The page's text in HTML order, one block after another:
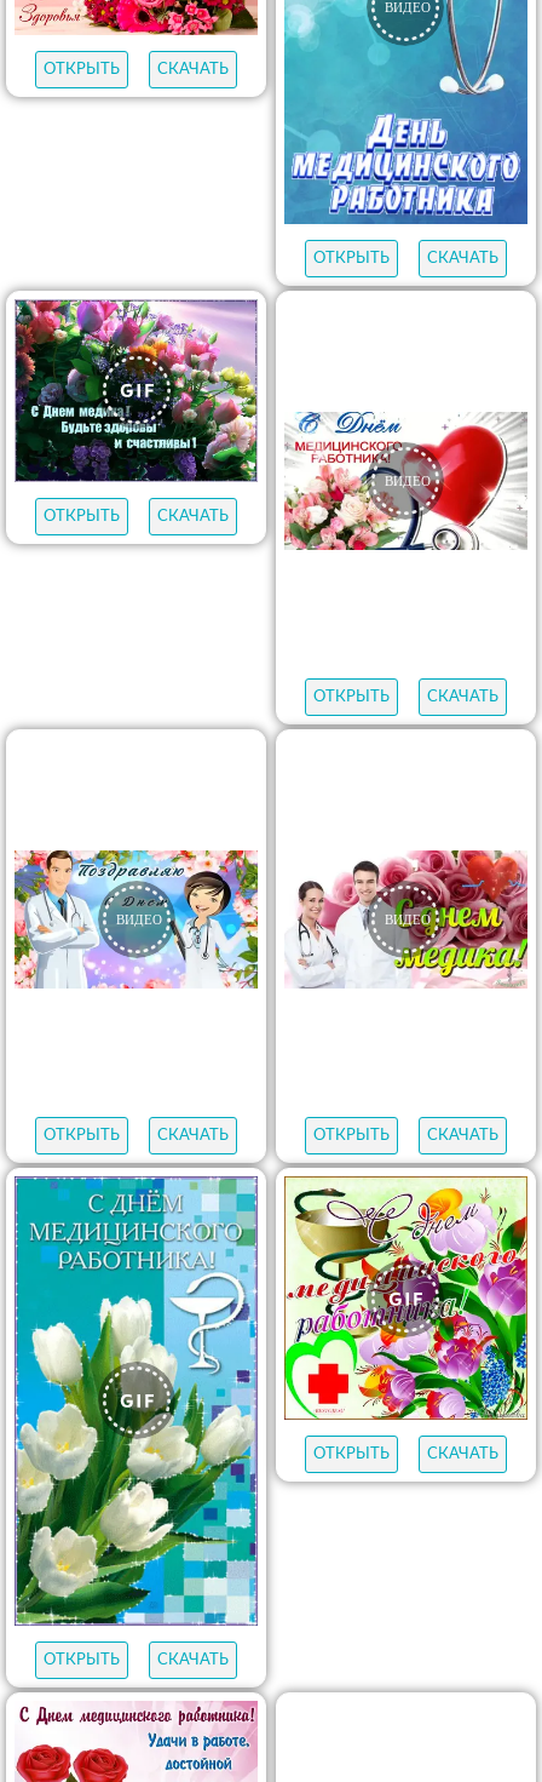
ОТКРЫТЬ СКАЧАТЬ
ОТКРЫТЬ СКАЧАТЬ
ОТКРЫТЬ СКАЧАТЬ
ОТКРЫТЬ СКАЧАТЬ
ОТКРЫТЬ СКАЧАТЬ ОТКРЫТЬ СКАЧАТЬ
ОТКРЫТЬ СКАЧАТЬ
ОТКРЫТЬ СКАЧАТЬ